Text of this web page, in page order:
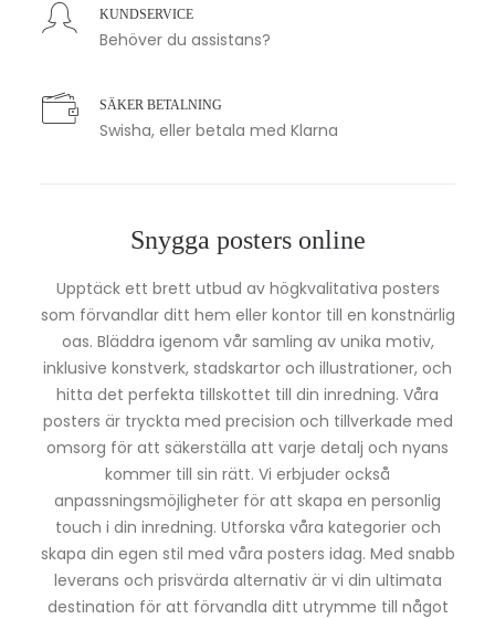
KUNDSERVICE
Behöver du assistans?
SÄKER BETALNING
Swisha, eller betala med Klarna
Snygga posters online
Upptäck ett brett utbud av högkvalitativa posters
som förvandlar ditt hem eller kontor till en konstnärlig
oas. Bläddra igenom vår samling av unika motiv,
inklusive konstverk, stadskartor och illustrationer, och
hitta det perfekta tillskottet till din inredning. Våra
posters är tryckta med precision och tillverkade med
omsorg för att säkerställa att varje detalj och nyans
kommer till sin rätt. Vi erbjuder också
anpassningsmöjligheter för att skapa en personlig
touch i din inredning. Utforska våra kategorier och
skapa din egen stil med våra posters idag. Med snabb
leverans och prisvärda alternativ är vi din ultimata
destination för att förvandla ditt utrymme till något